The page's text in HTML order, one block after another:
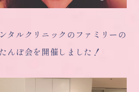
タルクリニックのファミリーの
んぽ会を開催しました！